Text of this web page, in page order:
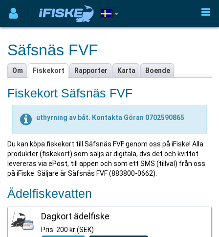
Säfsnäs FVF
Om Fiskekort Rapporter Karta Boende
Fiskekort Säfsnäs FVF
uthyrning av båt. Kontakta Göran 0702590865
Du kan köpa fiskekort till Säfsnäs FVF genom oss på iFiske! Alla
produkter (fiskekort) som säljs är digitala, dvs det och kvittot
levereras via ePost, till appen och som ett SMS (tillval) från oss
på iFiske. Säljare är Säfsnäs FVF (883800-0662).
Ädelfiskevatten
Dagkort ädelfiske
Pris: 200 kr (SEK)